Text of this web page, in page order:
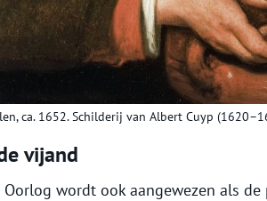
ca. 1652. Schilderij van Albert Cuyp
vijand
Oorlog wordt ook aangewezen als